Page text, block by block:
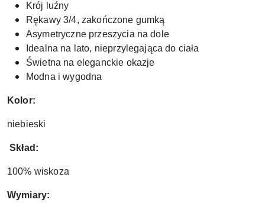
Krój luźny
Rękawy 3/4, zakończone gumką
Asymetryczne przeszycia na dole
Idealna na lato, nieprzylegająca do ciała
Świetna na eleganckie okazje
Modna i wygodna
Kolor:
niebieski
Skład:
100% wiskoza
Wymiary: